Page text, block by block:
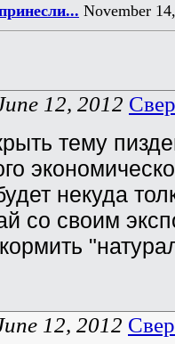
November
12, 2012
тему
некуда
со своим
12, 2012